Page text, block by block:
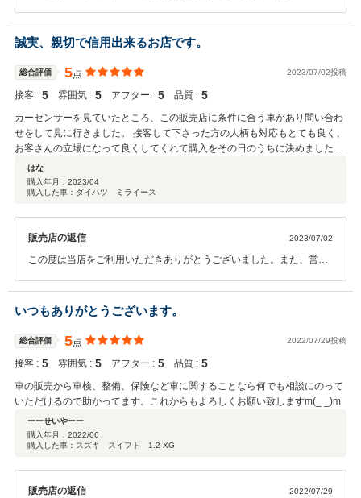
装の件 大変ご迷惑おかけ致しまして 誠にすみませんでした。 今後
も、カーライフのお力になれるよう全力でご対応させて頂きます。 今
後もお客様のご期待に応えるよう努力してまいります。 今後もお車の
事でしたら何でもご対応しますので メンテナンス等気軽にご相談下さ
いませ。
誠実、親切で信用出来るお店です。
総合評価 5点 2023/07/02投稿
接客 : 5 雰囲気 : 5 アフター : 5 品質 : 5
カーセンサーを見ていたところ、この販売店に条件に合う車があり問い合わ
せをして見に行きました。 接客して下さった方の人柄も対応もとても良く、
お客さんの立場になって良くしてくれて購入をその日のうちに決めました。
また、遠方の為どうやって車を引き取りに行こうかと考えていたところ、販
売店近くの駅まで迎えに来て下さるとの事でとても助かりました。納車の時
も車の取り扱い説明をきちんとして下さるので安心です。 購入後、自筆で丁
て本当に良かったです。
はな
購入年月： 2023/04
購入した車：ダイハツ ミライース
販売店の返信 2023/07/02
この度は当店をご利用いただきありがとうございました。また、営業
す！今後の私たちの励みになります！ありがとうございます！ アフタ
ーサービスもしっかりとさせていただきますので、今後ともよろしく
お願い致します。
いつもありがとうございます。
総合評価 5点 2022/07/29投稿
接客 : 5 雰囲気 : 5 アフター : 5 品質 : 5
車の販売から車検、整備、保険など車に関することなら何でも相談にのって
いただけるので助かってます。これからもよろしくお願い致しますm(_ _)m
ーーせいやーー
購入年月： 2022/06
購入した車：スズキ スイフト 1.2 XG
販売店の返信 2022/07/29